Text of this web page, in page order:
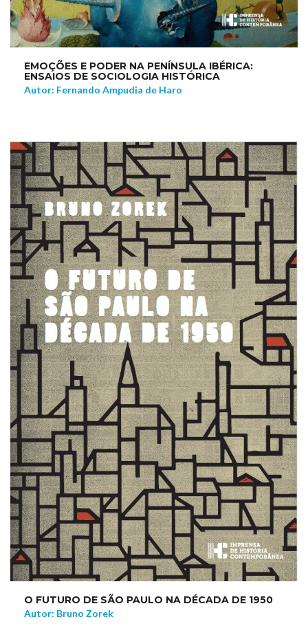
EMOÇÕES E PODER NA PENÍNSULA IBÉRICA:
ENSAIOS DE SOCIOLOGIA HISTÓRICA
Autor: Fernando Ampudia de Haro
NEW
O FUTURO DE SÃO PAULO NA DÉCADA DE 1950
Autor: Bruno Zorek